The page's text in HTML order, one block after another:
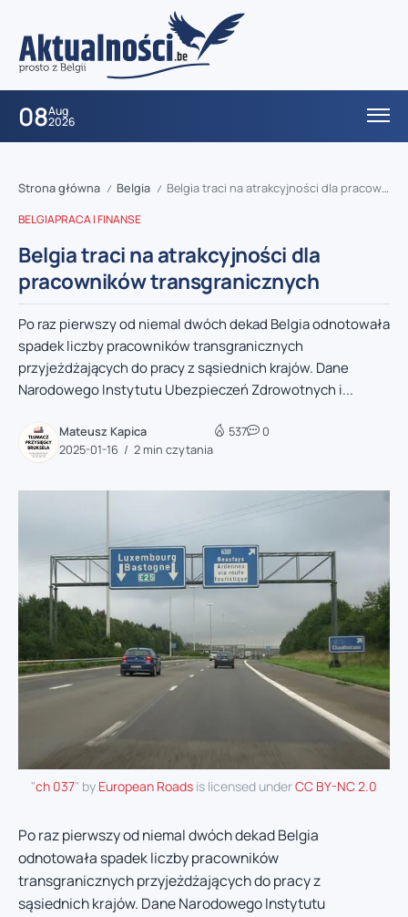
08Aug
2026
Strona główna / Belgia / Belgia traci na atrakcyjności dla pracowników transgranicznych
BELGIAPRACA I FINANSE
Belgia traci na atrakcyjności dla
pracowników transgranicznych
Po raz pierwszy od niemal dwóch dekad Belgia odnotowała
spadek liczby pracowników transgranicznych
przyjeżdżających do pracy z sąsiednich krajów. Dane
Narodowego Instytutu Ubezpieczeń Zdrowotnych i...
Mateusz Kapica
2025-01-16
2 min czytania
537 0
"ch 037" by European Roads is licensed underCC BY-NC 2.0
Po raz pierwszy od niemal dwóch dekad Belgia
odnotowała spadek liczby pracowników
transgranicznych przyjeżdżających do pracy z
sąsiednich krajów. Dane Narodowego Instytutu